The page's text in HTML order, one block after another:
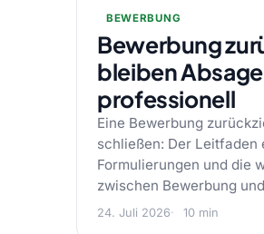
BEWERBUNG
Bewerbung
bleiben
professionell
Eine Bewerbung
schließen: Der Leitfaden
Formulierungen und die
zwischen Bewerbung
24. Juli 2026 10 min